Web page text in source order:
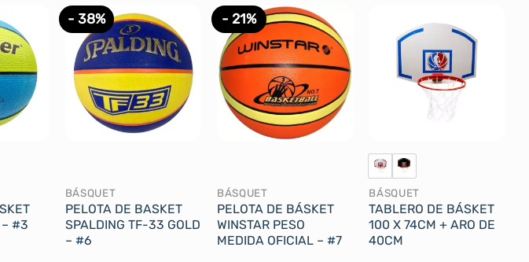
– #3
- 38%
BÁSQUET
PELOTA DE BASKET
SPALDING TF-33 GOLD
– #6
- 21%
BÁSQUET
PELOTA DE BÁSKET
WINSTAR PESO
MEDIDA OFICIAL – #7
BÁSQUET
TABLERO DE BÁSKET
100 X 74CM + ARO DE
40CM